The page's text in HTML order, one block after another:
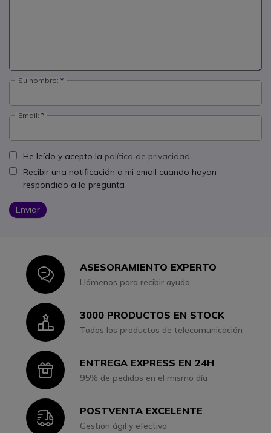
Su nombre:
Email:
He leído y acepto la política de privacidad.
Recibir una notificación a mi email cuando hayan
respondido a la pregunta
Enviar
IconASESORAMIENTO EXPERTO
Llámenos para recibir ayuda
Icon3000 PRODUCTOS EN STOCK
Todos los productos de telecomunicación
IconENTREGA EXPRESS EN 24H
95% de pedidos en el mismo día
IconPOSTVENTA EXCELENTE
Gestión ágil y efectiva